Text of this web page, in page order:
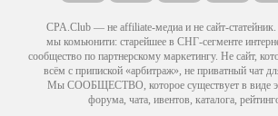
CPA.Club — не affiliate-медиа и не сайт-
мы комьюнити: старейшее в СНГ-сегменте
сообщество по партнерскому маркетингу. Не сайт,
всём с припиской «арбитраж», не приватный чат
Мы СООБЩЕСТВО, которое существует в виде
форума, чата, ивентов, каталога,